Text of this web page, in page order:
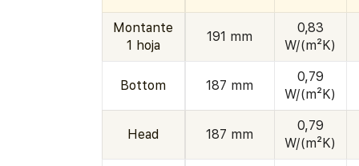
Montante
1 hoja
191 mm
0,83
W/(m²K)
Bottom 187 mm
0,79
W/(m²K)
Head 187 mm
0,79
W/(m²K)